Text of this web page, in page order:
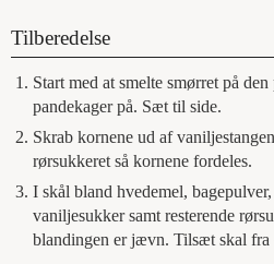
Tilberedelse
Start med at smelte smørret på
pandekager på. Sæt til side.
Skrab kornene ud af
rørsukkeret så kornene fordeles.
I skål bland hvedemel,
vaniljesukker samt resterende
blandingen er jævn. Tilsæt skal fra